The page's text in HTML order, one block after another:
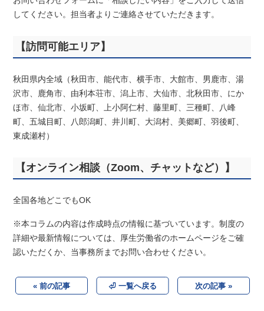
してください。担当者よりご連絡させていただきます。
【訪問可能エリア】
秋田県内全域（秋田市、能代市、横手市、大館市、男鹿市、湯
沢市、鹿角市、由利本荘市、潟上市、大仙市、北秋田市、にか
ほ市、仙北市、小坂町、上小阿仁村、藤里町、三種町、八峰
町、五城目町、八郎潟町、井川町、大潟村、美郷町、羽後町、
東成瀬村）
【オンライン相談（Zoom、チャットなど）】
全国各地どこでもOK
※本コラムの内容は作成時点の情報に基づいています。制度の
詳細や最新情報については、厚生労働省のホームページをご確
認いただくか、当事務所までお問い合わせください。
« 前の記事 ⏎ 一覧へ戻る 次の記事 »